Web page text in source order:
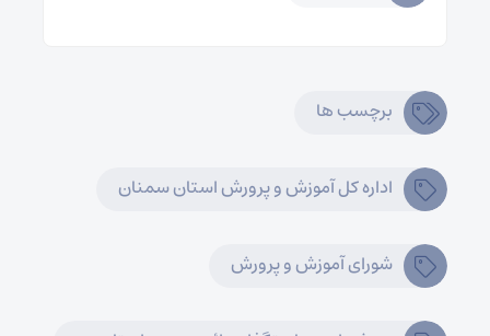
برچسب ها
اداره کل آموزش و پرورش استان سمنان
شورای آموزش و پرورش